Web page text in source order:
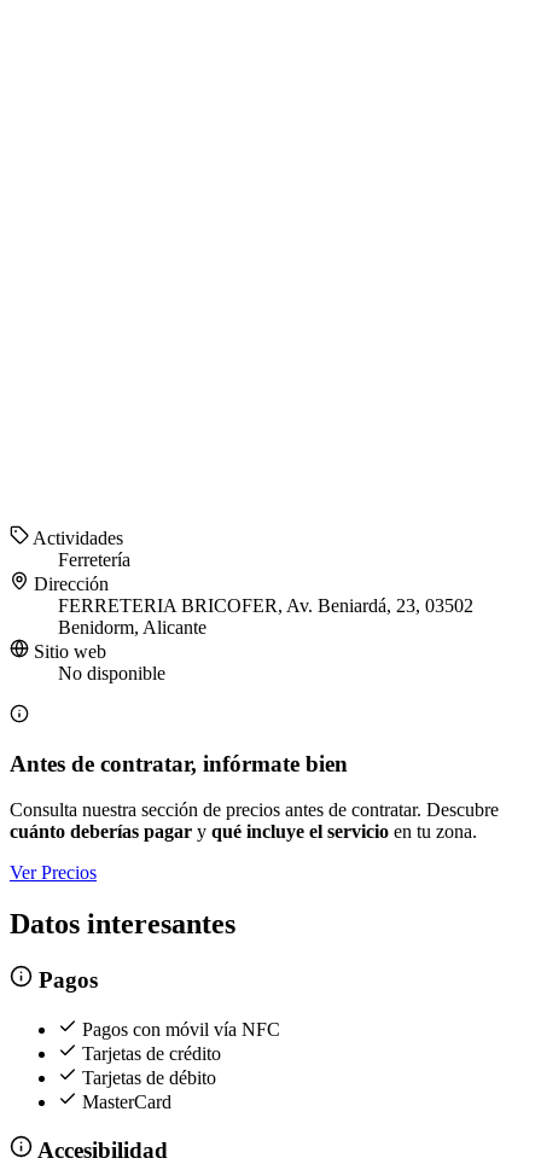
Actividades
Ferretería
Dirección
FERRETERIA BRICOFER, Av. Beniardá, 23, 03502
Benidorm, Alicante
Sitio web
No disponible
Antes de contratar, infórmate bien
Consulta nuestra sección de precios antes de contratar. Descubre
cuánto deberías pagar y qué incluye el servicio en tu zona.
Ver Precios
Datos interesantes
Pagos
Pagos con móvil vía NFC
Tarjetas de crédito
Tarjetas de débito
MasterCard
Accesibilidad